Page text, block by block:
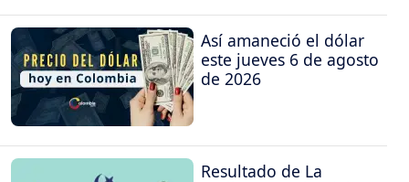
Así amaneció el dólar
este jueves 6 de agosto
de 2026
Resultado de La